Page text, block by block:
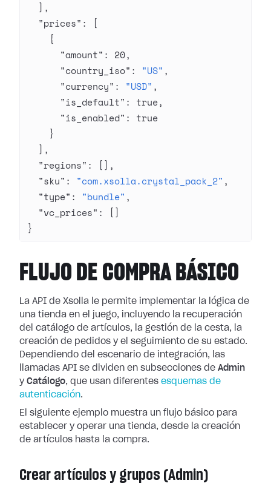
  ],
  "prices"
: [
    {
      "amount"
: 20,
      "country_iso"
: "US" ,
      "currency"
: "USD" ,
      "is_default"
: true,
      "is_enabled"
: true
    }
  ],
  "regions"
: [],
  "sku"
: "com.xsolla.crystal_pack_2" ,
  "type"
: "bundle" ,
  "vc_prices"
: []
}
FLUJO DE COMPRA BÁSICO
La API de Xsolla le permite implementar la lógica de
una tienda en el juego, incluyendo la recuperación
del catálogo de artículos, la gestión de la cesta, la
creación de pedidos y el seguimiento de su estado.
Dependiendo del escenario de integración, las
llamadas API se dividen en subsecciones de Admin
y Catálogo, que usan diferentes esquemas de
autenticación.
El siguiente ejemplo muestra un flujo básico para
establecer y operar una tienda, desde la creación
de artículos hasta la compra.
Crear artículos y grupos (Admin)